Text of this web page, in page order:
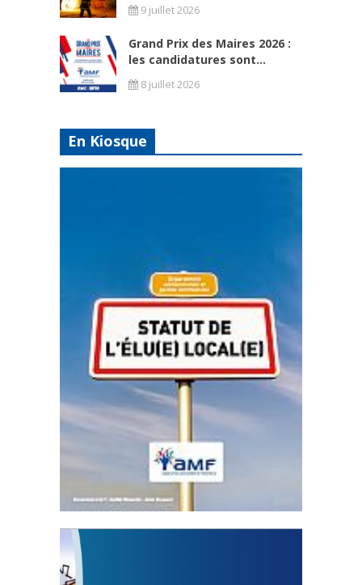
9 juillet 2026
Grand Prix des Maires 2026 :
les candidatures sont...
8 juillet 2026
En Kiosque
Statut de l’élu local
3 avril 2024
Mise à jour avril 2024